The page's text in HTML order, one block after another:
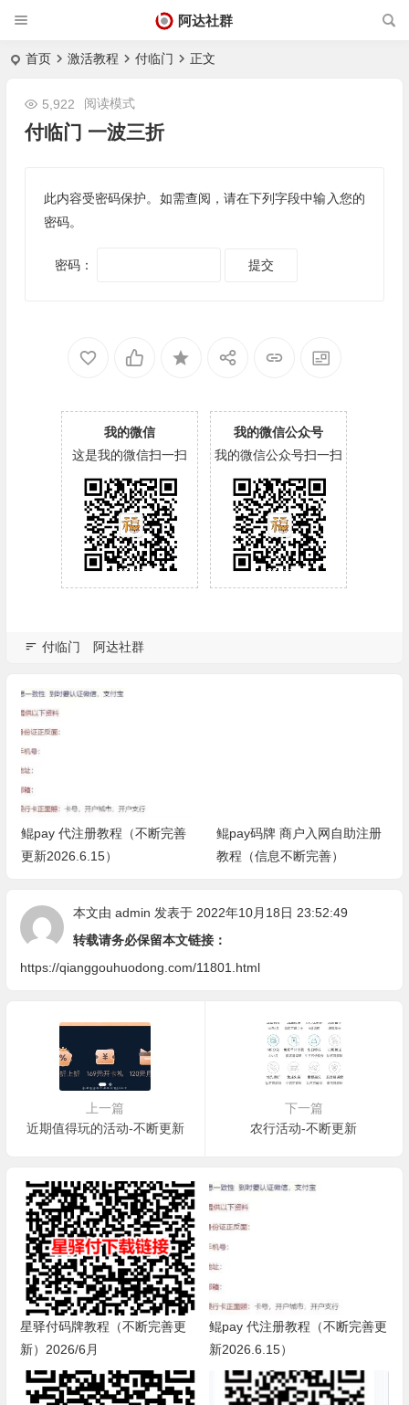
阿达社群
首页 激活教程 付临门 正文
付临门 一波三折
5,922 阅读模式
此内容受密码保护。如需查阅，请在下列字段中输入您的
密码。
密码：
我的微信
这是我的微信扫一扫
我的微信公众号
我的微信公众号扫一扫
付临门 阿达社群
鲲pay 代注册教程（不断完善
更新2026.6.15）
鲲pay码牌 商户入网自助注册
教程（信息不断完善）
本文由 admin 发表于 2022年10月18日 23:52:49
转载请务必保留本文链接：
https://qianggouhuodong.com/11801.html
上一篇
近期值得玩的活动-不断更新
下一篇
农行活动-不断更新
星驿付码牌教程（不断完善更
新）2026/6月
鲲pay 代注册教程（不断完善更
新2026.6.15）